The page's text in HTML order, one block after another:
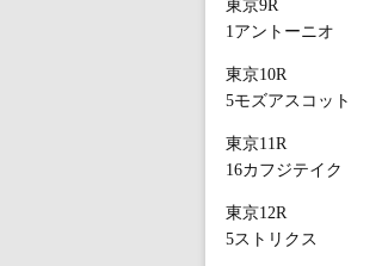
東京9R
1アントーニオ
東京10R
5モズアスコット
東京11R
16カフジテイク
東京12R
5ストリクス